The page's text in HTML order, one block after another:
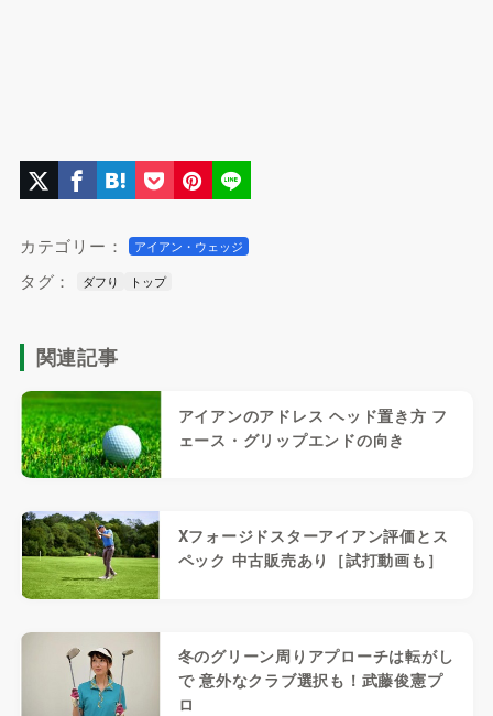
カテゴリー： アイアン・ウェッジ
タグ： ダフり トップ
関連記事
アイアンのアドレス ヘッド置き方 フ
ェース・グリップエンドの向き
Xフォージドスターアイアン評価とス
ペック 中古販売あり［試打動画も］
冬のグリーン周りアプローチは転がし
で 意外なクラブ選択も！武藤俊憲プ
ロ